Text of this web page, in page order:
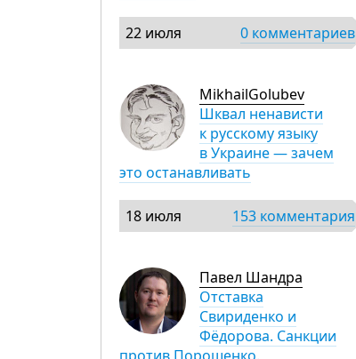
22 июля 0 комментариев
MikhailGolubev
Шквал ненависти
к русскому языку
в Украине — зачем
это останавливать
18 июля 153 комментария
Павел Шандра
Отставка
Свириденко и
Фёдорова. Санкции